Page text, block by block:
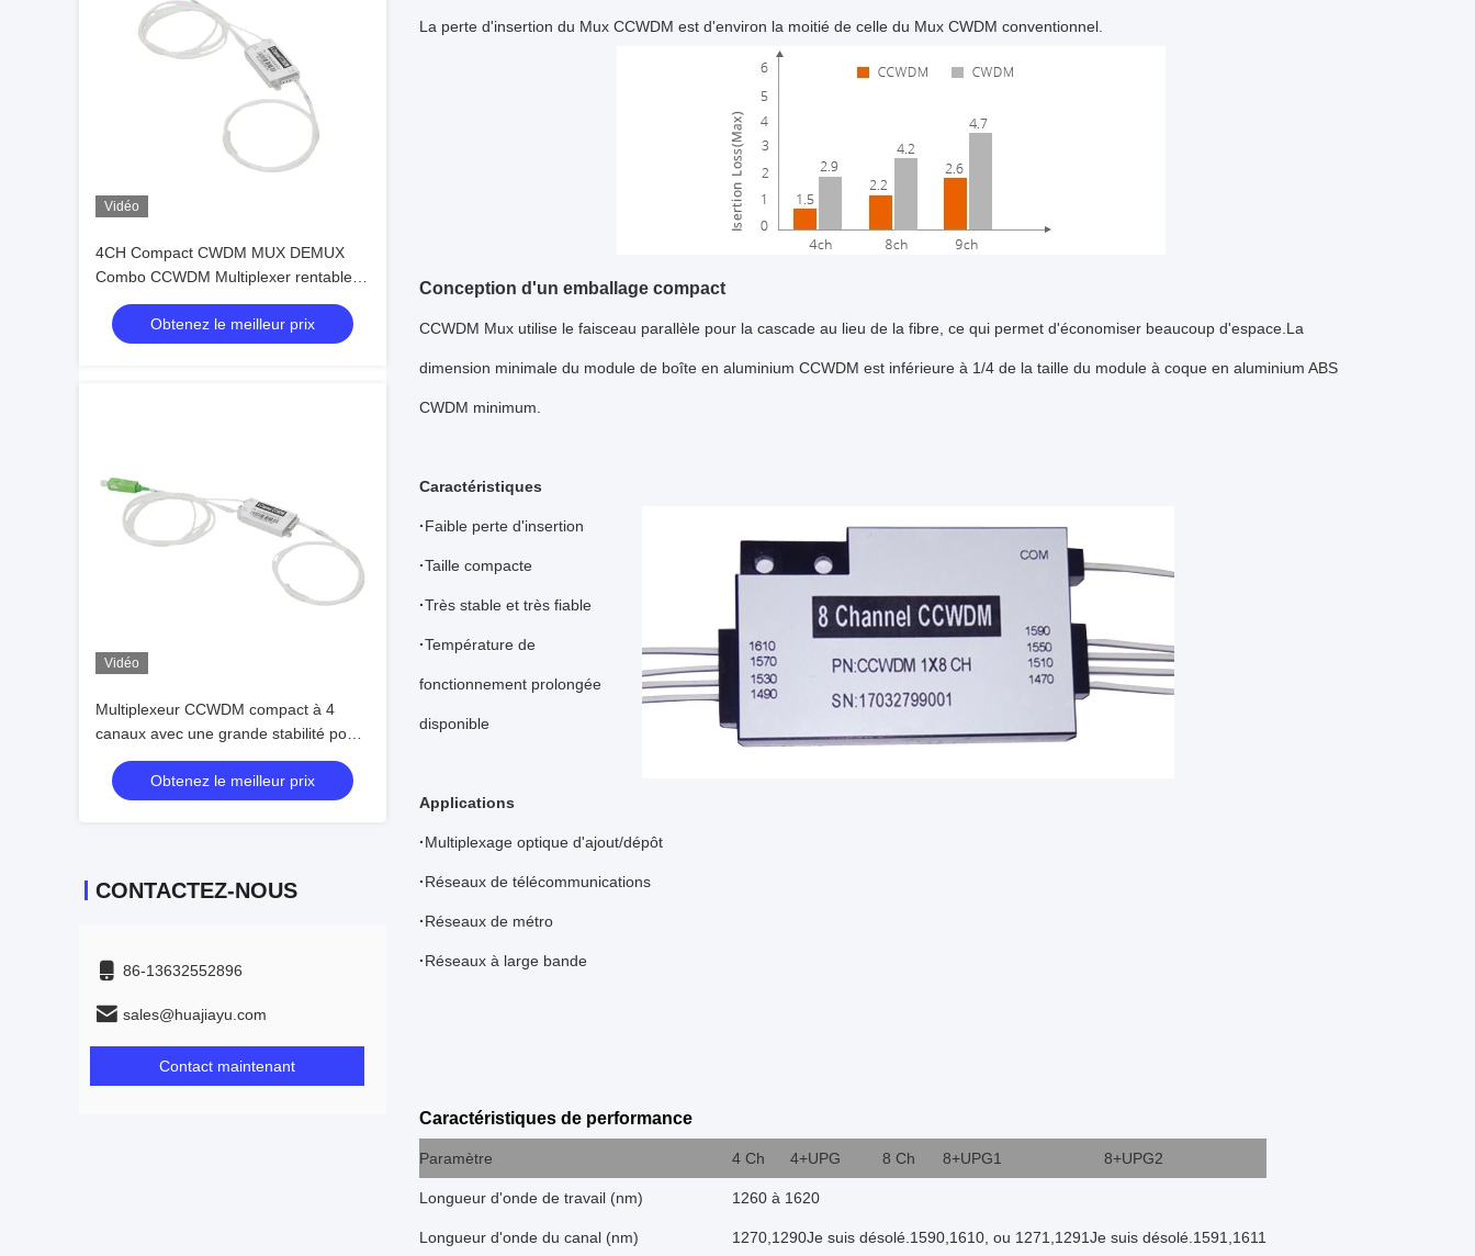
Vidéo
4CH Compact CWDM MUX DEMUX
Combo CCWDM Multiplexer rentable
pour les systèmes de communication
par fibre optique
Obtenez le meilleur prix
Vidéo
Multiplexeur CCWDM compact à 4
canaux avec une grande stabilité pour
les applications de télécommunications
et de centres de données
Obtenez le meilleur prix
CONTACTEZ-NOUS
86-13632552896
sales@huajiayu.com
Contact maintenant
La perte d'insertion du Mux CCWDM est d'environ la moitié de celle du Mux CWDM conventionnel.
Conception d'un emballage compact
CCWDM Mux utilise le faisceau parallèle pour la cascade au lieu de la fibre, ce qui permet d'économiser beaucoup d'espace.La
dimension minimale du module de boîte en aluminium CCWDM est inférieure à 1/4 de la taille du module à coque en aluminium ABS
CWDM minimum.
Caractéristiques
·Faible perte d'insertion
·Taille compacte
·Très stable et très fiable
·Température de
fonctionnement prolongée
disponible
Applications
·Multiplexage optique d'ajout/dépôt
·Réseaux de télécommunications
·Réseaux de métro
·Réseaux à large bande
Caractéristiques de performance
Paramètre 4 Ch 4+UPG 8 Ch 8+UPG1 8+UPG2
Longueur d'onde de travail (nm) 1260 à 1620
Longueur d'onde du canal (nm) 1270,1290Je suis désolé.1590,1610, ou 1271,1291Je suis désolé.1591,1611